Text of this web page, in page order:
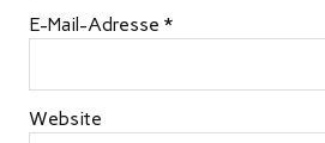
E-Mail-Adresse *
Website